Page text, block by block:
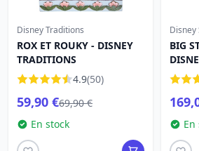
Disney Traditions
ROX ET ROUKY - DISNEY
TRADITIONS
4.9(50)
59,90 €69,90 €
En stock
Disney
BIG
En